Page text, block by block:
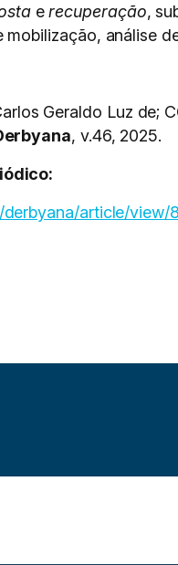
erecuperação,
análise
Geraldo Luz
, v.46, 2025.
article/view/